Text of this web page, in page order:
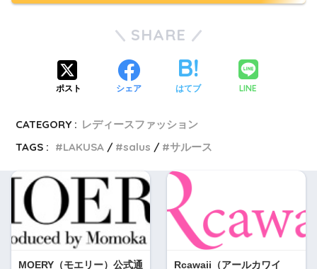
SHARE
ポスト シェア はてブ LINE
CATEGORY : レディースファッション
TAGS :
LAKUSA salus サルース
MOERY（モエリー）公式通
Rcawaii（アールカワイ